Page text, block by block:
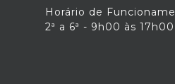
Horário de
2ª a 6ª - 9h00 às 17h00